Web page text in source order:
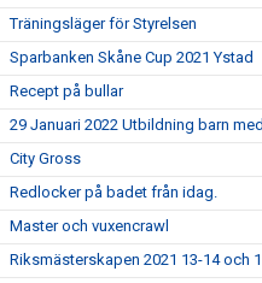
Träningsläger för Styrelsen
Sparbanken Skåne Cup 2021 Ystad
Recept på bullar
29 Januari 2022 Utbildning barn
City Gross
Redlocker på badet från idag.
Master och vuxencrawl
Riksmästerskapen 2021 13-14 och